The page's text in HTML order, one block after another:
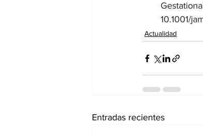
10.1001/
Actualidad
Entradas recientes